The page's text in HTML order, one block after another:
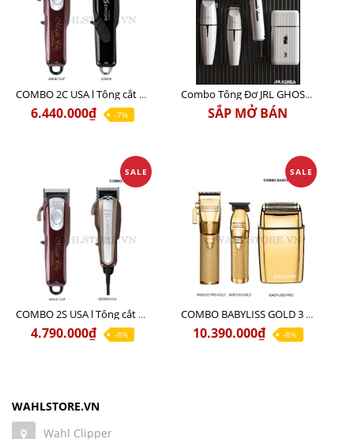
COMBO 2C USA l Tông cắt Senior + Tông cắt Magic clip
6.440.000₫ -7%
Combo Tông Đơ JRL GHOST 3 Limited Edition Chính Hãng USA
SẮP MỞ BÁN
SALE
COMBO 2S USA l Tông cắt LEGEND USA CÓ DÂY 220V + Tông pin MAGIC CLIP
4.790.000₫ -8%
SALE
COMBO BABYLISS GOLD 3 cao cấp chính hãng
10.390.000₫ -8%
WAHLSTORE.VN
Wahl Clipper